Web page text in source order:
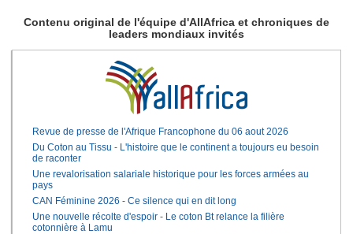
Contenu original de l'équipe d'AllAfrica et chroniques de
leaders mondiaux invités
Revue de presse de l'Afrique Francophone du 06 aout 2026
Du Coton au Tissu - L'histoire que le continent a toujours eu besoin
de raconter
Une revalorisation salariale historique pour les forces armées au
pays
CAN Féminine 2026 - Ce silence qui en dit long
Une nouvelle récolte d'espoir - Le coton Bt relance la filière
cotonnière à Lamu